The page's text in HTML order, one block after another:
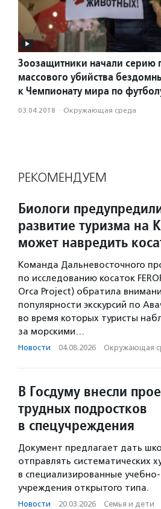
Зоозащитники начали серию
массового убийства
к Чемпионату мира по
03.04.2018 · Окружающая среда
РЕКОМЕНДУЕМ
Биологи
развитие туризма на
может навредить
Команда Дальневосточного
по исследованию косаток
Orca Project) обратила
популярности экскурсий по
во время которых туристы
за морскими…
Новости · 04.08.2026 · Окружающая
В Госдуму внесли
трудных подростков
в спецучреждения
Документ предлагает дать
отправлять систематических
в специализированные
учреждения открытого типа.
Новости · 20.03.2026 · Семья и дети